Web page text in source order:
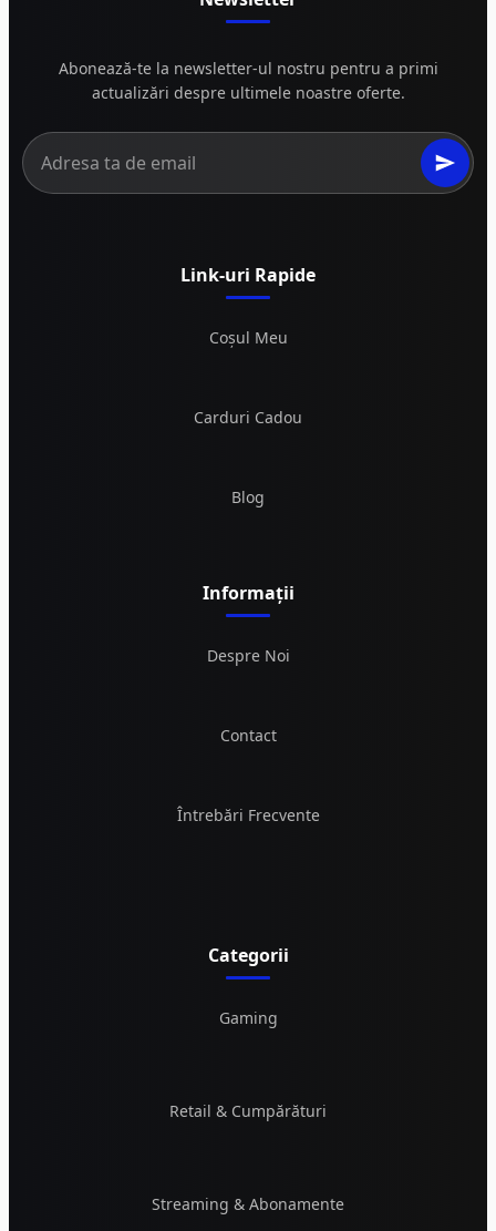
Abonează-te la newsletter-ul nostru pentru a primi
actualizări despre ultimele noastre oferte.
Link-uri Rapide
Coșul Meu
Carduri Cadou
Blog
Informații
Despre Noi
Contact
Întrebări Frecvente
Categorii
Gaming
Retail & Cumpărături
Streaming & Abonamente